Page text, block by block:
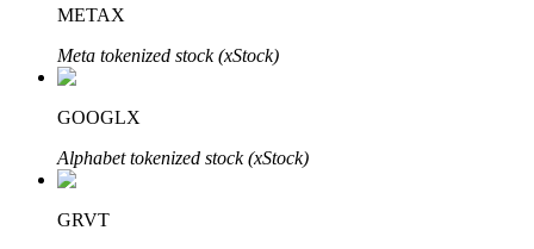
METAX
Meta tokenized stock (xStock)
GOOGLX
Alphabet tokenized stock (xStock)
GRVT